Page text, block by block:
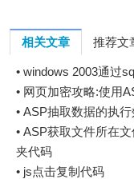
相关文章 推荐文
•windows 2003通过
• 网页加密攻略:使用
•ASP抽取数据的执
•ASP获取文件所在
夹代码
• js点击复制代码